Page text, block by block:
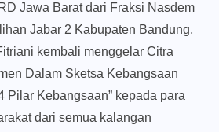
Jawa Barat dari Fraksi Nasdem
Jabar 2 Kabupaten Bandung,
kembali menggelar Citra
Dalam Sketsa Kebangsaan
Pilar Kebangsaan” kepada para
dari semua kalangan